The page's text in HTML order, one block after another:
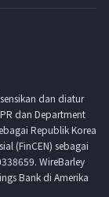
dan diatur
dan Department
Republik Korea
(FinCEN) sebagai
WireBarley
Bank di Amerika